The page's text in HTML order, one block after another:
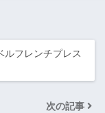
ルフレンチプレス
次の記事